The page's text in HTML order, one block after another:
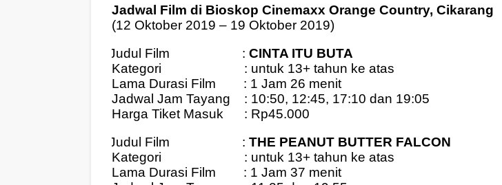
Jadwal Film di Bioskop Cinemaxx Orange Country, Cikarang
(12 Oktober 2019 – 19 Oktober 2019)
Judul Film : CINTA ITU BUTA
Kategori
: untuk 13+ tahun ke atas
Lama Durasi Film
: 1 Jam 26 menit
Jadwal Jam Tayang
: 10:50, 12:45, 17:10 dan 19:05
Harga Tiket Masuk
: Rp45.000
Judul Film : THE PEANUT BUTTER FALCON
Kategori
: untuk 13+ tahun ke atas
Lama Durasi Film
: 1 Jam 37 menit